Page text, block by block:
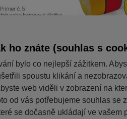
ho znáte (souhlas s
bylo co nejlepší zážitkem.
spoustu klikání a
web viděli v zobrazení na
od vás potřebujeme souhlas se
se dočasně ukládají ve vašem